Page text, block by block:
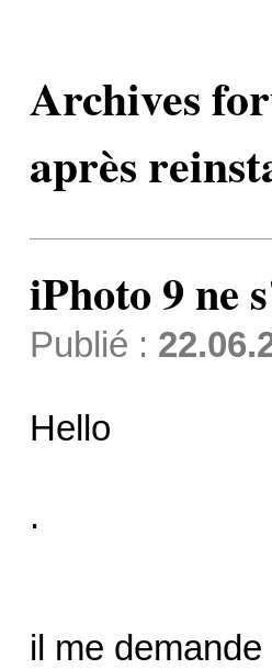
Archives
après
iPhoto 9 ne
Publié :
Hello
.
il me